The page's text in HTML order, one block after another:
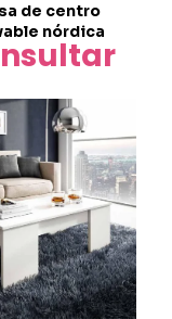
de centro
nórdica